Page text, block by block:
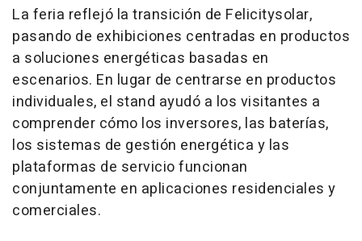
La feria reflejó la transición de Felicitysolar,
pasando de exhibiciones centradas en productos
a soluciones energéticas basadas en
escenarios. En lugar de centrarse en productos
individuales, el stand ayudó a los visitantes a
comprender cómo los inversores, las baterías,
los sistemas de gestión energética y las
plataformas de servicio funcionan
conjuntamente en aplicaciones residenciales y
comerciales.